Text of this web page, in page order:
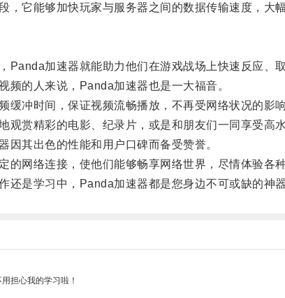
它能够加快玩家与服务器之间的数据传输速度，大幅
加速器就能助力他们在游戏战场上快速反应、取
的人来说，Panda加速器也是一大福音。
冲时间，保证视频流畅播放，不再受网络状况的影响
赏精彩的电影、纪录片，或是和朋友们一同享受高水
其出色的性能和用户口碑而备受赞誉。
网络连接，使他们能够畅享网络世界，尽情体验各种
是学习中，Panda加速器都是您身边不可或缺的神器
担心我的学习啦！